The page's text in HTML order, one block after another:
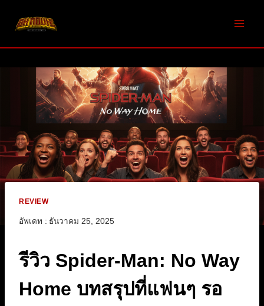
REVIEW
อัพเดท : ธันวาคม 25, 2025
รีวิว Spider-Man: No Way
Home บทสรุปที่แฟนๆ รอ